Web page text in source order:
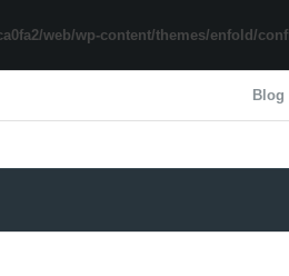
web/wp-content/themes/enfold/
Blog